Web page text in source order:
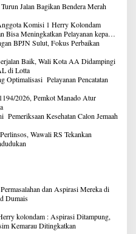
Jalan Bagikan Bendera Merah
Komisi 1 Herry Kolondam
Bisa Meningkatkan Pelayanan kepada
BPJN Sulut, Fokus Perbaikan
Baik, Wali Kota AA Didampingi
di Lotta
Pelayanan Pencatatan
2026, Pemkot Manado Atur
Kesehatan Calon Jemaah
Wawali RS Tekankan
dan Aspirasi Mereka di
Dumais
kolondam : Aspirasi Ditampung,
Kemarau Ditingkatkan